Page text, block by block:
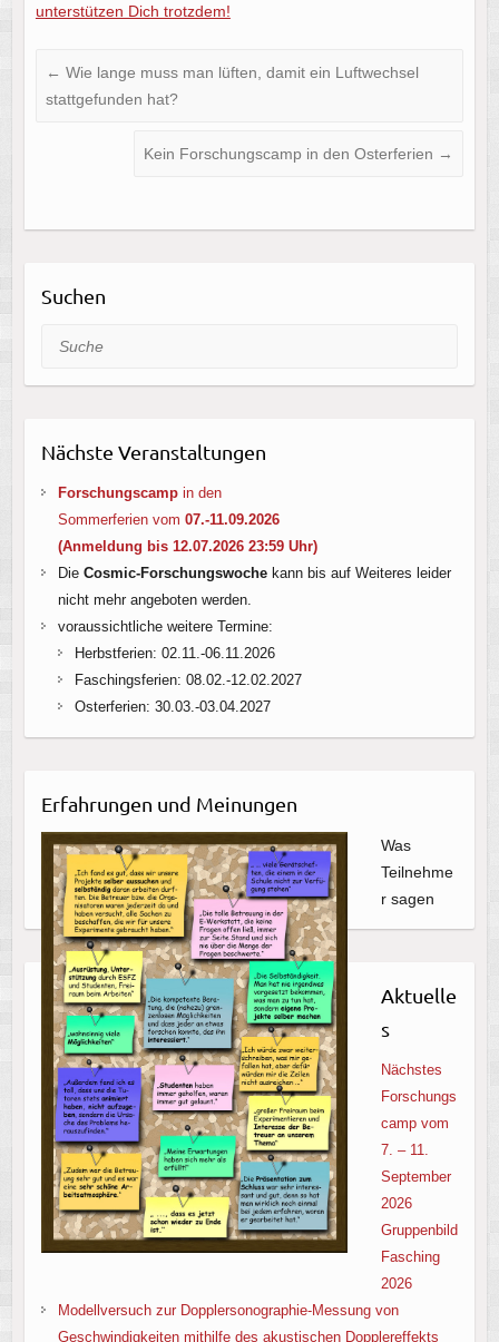
unterstützen Dich trotzdem!
← Wie lange muss man lüften, damit ein Luftwechsel
stattgefunden hat?
Kein Forschungscamp in den Osterferien →
Suchen
Suche
Nächste Veranstaltungen
Forschungscampin den
Sommerferien vom 07.-11.09.2026
(Anmeldung bis 12.07.2026 23:59 Uhr)
Die Cosmic-Forschungswochekann bis auf Weiteres leider
nicht mehr angeboten werden.
voraussichtliche weitere Termine:
Herbstferien: 02.11.-06.11.2026
Faschingsferien: 08.02.-12.02.2027
Osterferien: 30.03.-03.04.2027
Erfahrungen und Meinungen
Was
Teilnehme
r sagen
Aktuelle
s
Nächstes
Forschungs
camp vom
7. – 11.
September
2026
Gruppenbild
Fasching
2026
Modellversuch zur Dopplersonographie-Messung von
Geschwindigkeiten mithilfe des akustischen Dopplereffekts